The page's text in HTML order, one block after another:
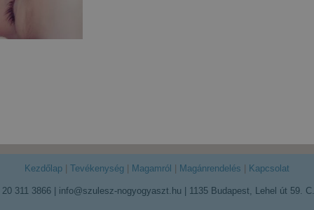
Kezdőlap | Tevékenység | Magamról | Magánrendelés | Kapcsolat
311 3866 | info@szulesz-nogyogyaszt.hu | 1135 Budapest, Lehel út 59.